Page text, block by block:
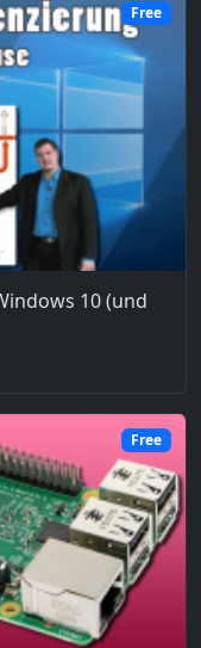
Free
10 (und
Free